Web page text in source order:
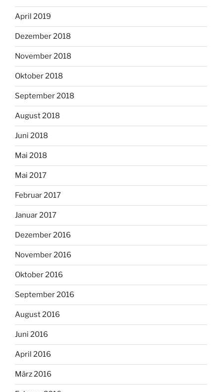
April 2019
Dezember 2018
November 2018
Oktober 2018
September 2018
August 2018
Juni 2018
Mai 2018
Mai 2017
Februar 2017
Januar 2017
Dezember 2016
November 2016
Oktober 2016
September 2016
August 2016
Juni 2016
April 2016
März 2016